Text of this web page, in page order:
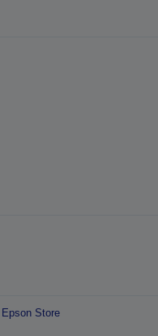
Store